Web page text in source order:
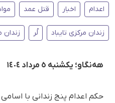
اعدام اخبار قتل عمد
زندان مرکزی تایباد لُر زندان
هەنگاو؛ یکشنبە ٥ مرداد ١٤٠٤
حکم اعدام پنج زندانی با